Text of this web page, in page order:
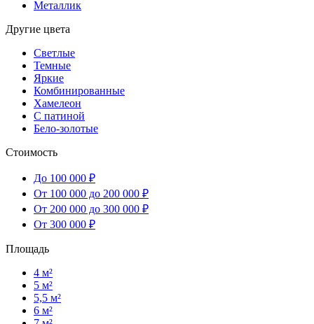
Металлик
Другие цвета
Светлые
Темные
Яркие
Комбинированные
Хамелеон
С патиной
Бело-золотые
Стоимость
До 100 000 ₽
От 100 000 до 200 000 ₽
От 200 000 до 300 000 ₽
От 300 000 ₽
Площадь
4 м²
5 м²
5,5 м²
6 м²